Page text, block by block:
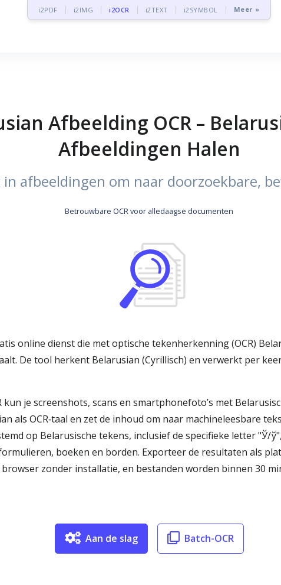
i2PDF i2IMG i2OCR i2TEXT i2SYMBOL Meer »
Afbeelding OCR –
Afbeeldingen Halen
afbeeldingen om naar doorzoekbare,
Betrouwbare OCR voor alledaagse documenten
online dienst die met optische tekenherkenning (OCR)
haalt. De tool herkent Belarusian (Cyrillisch) en verwerkt per
je screenshots, scans en smartphonefoto’s met
als OCR‑taal en zet de inhoud om naar machineleesbare
op Belarusische tekens, inclusief de specifieke letter "Ў/
boeken en borden. Exporteer de resultaten als
zonder installatie, en bestanden worden binnen 30
Aan de slag Batch-OCR